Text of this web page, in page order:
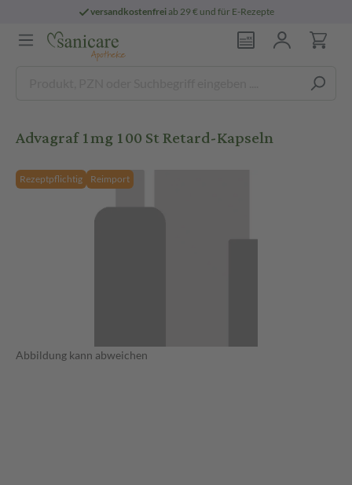
versandkostenfreiab 29 € und für E-Rezepte
Advagraf 1mg 100 St Retard-Kapseln
Rezeptpflichtig Reimport
Abbildung kann abweichen